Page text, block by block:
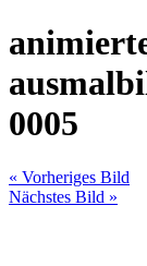
0005
« Vorheriges Bild
Nächstes Bild »